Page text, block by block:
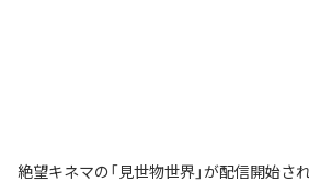
絶望キネマの「見世物世界」が配信開始さ